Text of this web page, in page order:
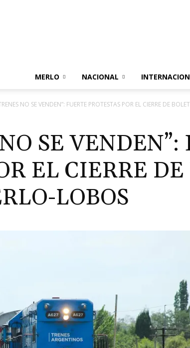
Vos
MERLO NACIONAL
NO SE VENDEN”: FUERTE PROTESTAS POR EL CIERRE DE
SE VENDEN”:
EL CIERRE
LOBOS